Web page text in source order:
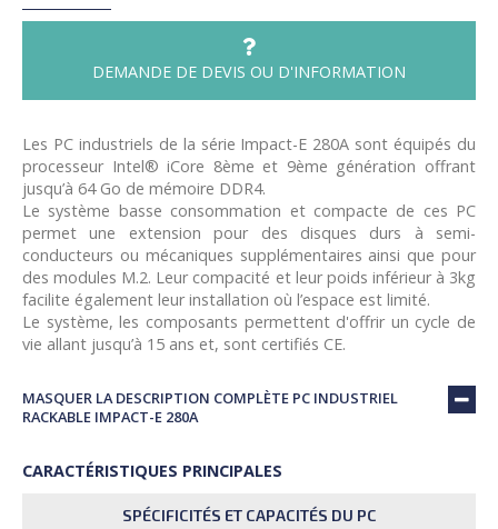
DEMANDE DE DEVIS OU D'INFORMATION
Les PC industriels de la série Impact-E 280A sont équipés du
processeur Intel® iCore 8ème et 9ème génération offrant
jusqu’à 64 Go de mémoire DDR4.
Le système basse consommation et compacte de ces PC
permet une extension pour des disques durs à semi-
conducteurs ou mécaniques supplémentaires ainsi que pour
des modules M.2. Leur compacité et leur poids inférieur à 3kg
facilite également leur installation où l’espace est limité.
Le système, les composants permettent d'offrir un cycle de
vie allant jusqu’à 15 ans et, sont certifiés CE.
MASQUER LA DESCRIPTION COMPLÈTE PC INDUSTRIEL
RACKABLE IMPACT-E 280A
CARACTÉRISTIQUES PRINCIPALES
SPÉCIFICITÉS ET CAPACITÉS DU PC